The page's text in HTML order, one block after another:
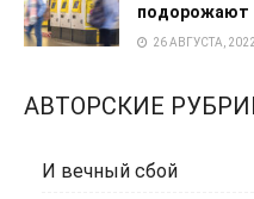
подорожают
26 АВГУСТА, 2022
АВТОРСКИЕ
И вечный сбой